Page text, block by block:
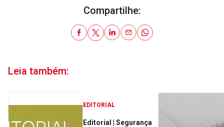
Compartilhe:
Leia também:
EDITORIAL
Editorial | Segurança